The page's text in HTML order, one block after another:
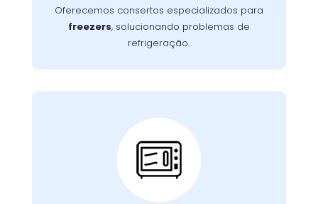
Oferecemos consertos especializados para
freezers, solucionando problemas de
refrigeração.
Conserto de
Microondas:
Se o seu aparelho apresenta problemas como